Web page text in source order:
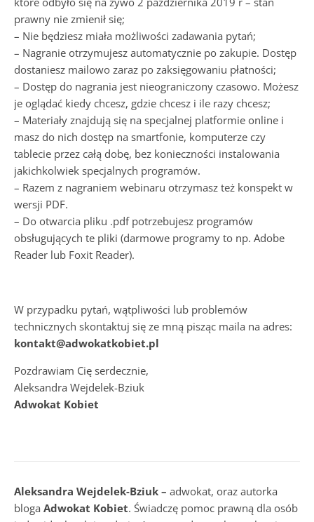
prawny nie zmienił się;
– Nie będziesz miała możliwości zadawania pytań;
– Nagranie otrzymujesz automatycznie po zakupie. Dostęp
dostaniesz mailowo zaraz po zaksięgowaniu płatności;
– Dostęp do nagrania jest nieograniczony czasowo. Możesz
je oglądać kiedy chcesz, gdzie chcesz i ile razy chcesz;
– Materiały znajdują się na specjalnej platformie online i
masz do nich dostęp na smartfonie, komputerze czy
tablecie przez całą dobę, bez konieczności instalowania
jakichkolwiek specjalnych programów.
– Razem z nagraniem webinaru otrzymasz też konspekt w
wersji PDF.
– Do otwarcia pliku .pdf potrzebujesz programów
obsługujących te pliki (darmowe programy to np. Adobe
Reader lub Foxit Reader).
W przypadku pytań, wątpliwości lub problemów
technicznych skontaktuj się ze mną pisząc maila na adres:
kontakt@adwokatkobiet.pl
Pozdrawiam Cię serdecznie,
Aleksandra Wejdelek-Bziuk
Adwokat Kobiet
Aleksandra Wejdelek-Bziuk – adwokat, oraz autorka
bloga Adwokat Kobiet. Świadczę pomoc prawną dla osób